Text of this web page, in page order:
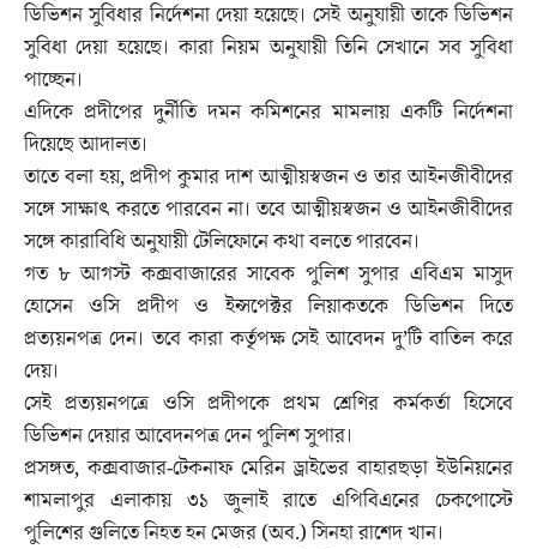
ডিভিশন সুবিধার নির্দেশনা দেয়া হয়েছে। সেই অনুযায়ী তাকে ডিভিশন
সুবিধা দেয়া হয়েছে। কারা নিয়ম অনুযায়ী তিনি সেখানে সব সুবিধা
পাচ্ছেন।
এদিকে প্রদীপের দুর্নীতি দমন কমিশনের মামলায় একটি নির্দেশনা
দিয়েছে আদালত।
তাতে বলা হয়, প্রদীপ কুমার দাশ আত্মীয়স্বজন ও তার আইনজীবীদের
সঙ্গে সাক্ষাৎ করতে পারবেন না। তবে আত্মীয়স্বজন ও আইনজীবীদের
সঙ্গে কারাবিধি অনুযায়ী টেলিফোনে কথা বলতে পারবেন।
গত ৮ আগস্ট কক্সবাজারের সাবেক পুলিশ সুপার এবিএম মাসুদ
হোসেন ওসি প্রদীপ ও ইন্সপেক্টর লিয়াকতকে ডিভিশন দিতে
প্রত্যয়নপত্র দেন। তবে কারা কর্তৃপক্ষ সেই আবেদন দু’টি বাতিল করে
দেয়।
সেই প্রত্যয়নপত্রে ওসি প্রদীপকে প্রথম শ্রেণির কর্মকর্তা হিসেবে
ডিভিশন দেয়ার আবেদনপত্র দেন পুলিশ সুপার।
প্রসঙ্গত, কক্সবাজার-টেকনাফ মেরিন ড্রাইভের বাহারছড়া ইউনিয়নের
শামলাপুর এলাকায় ৩১ জুলাই রাতে এপিবিএনের চেকপোস্টে
পুলিশের গুলিতে নিহত হন মেজর (অব.) সিনহা রাশেদ খান।